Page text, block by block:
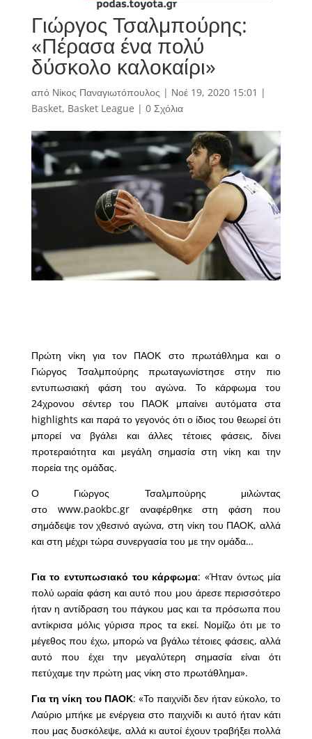
Γιώργος Τσαλμπούρης:
«Πέρασα ένα πολύ
δύσκολο καλοκαίρι»
από Νίκος Παναγιωτόπουλος | Νοέ 19, 2020 15:01 |
Basket, Basket League | 0 Σχόλια
Πρώτη νίκη για τον ΠΑΟΚ στο πρωτάθλημα και ο
Γιώργος Τσαλμπούρης πρωταγωνίστησε στην πιο
εντυπωσιακή φάση του αγώνα. Το κάρφωμα του
24χρονου σέντερ του ΠΑΟΚ μπαίνει αυτόματα στα
highlights και παρά το γεγονός ότι ο ίδιος του θεωρεί ότι
μπορεί να βγάλει και άλλες τέτοιες φάσεις, δίνει
προτεραιότητα και μεγάλη σημασία στη νίκη και την
πορεία της ομάδας.
Ο Γιώργος Τσαλμπούρης μιλώντας
στο www.paokbc.gr αναφέρθηκε στη φάση που
σημάδεψε τον χθεσινό αγώνα, στη νίκη του ΠΑΟΚ, αλλά
και στη μέχρι τώρα συνεργασία του με την ομάδα…
Για το εντυπωσιακό του κάρφωμα: «Ήταν όντως μία
πολύ ωραία φάση και αυτό που μου άρεσε περισσότερο
ήταν η αντίδραση του πάγκου μας και τα πρόσωπα που
αντίκρισα μόλις γύρισα προς τα εκεί. Νομίζω ότι με το
μέγεθος που έχω, μπορώ να βγάλω τέτοιες φάσεις, αλλά
αυτό που έχει την μεγαλύτερη σημασία είναι ότι
πετύχαμε την πρώτη μας νίκη στο πρωτάθλημα».
Για τη νίκη του ΠΑΟΚ: «Το παιχνίδι δεν ήταν εύκολο, το
Λαύριο μπήκε με ενέργεια στο παιχνίδι κι αυτό ήταν κάτι
που μας δυσκόλεψε, αλλά κι αυτοί έχουν τραβήξει πολλά